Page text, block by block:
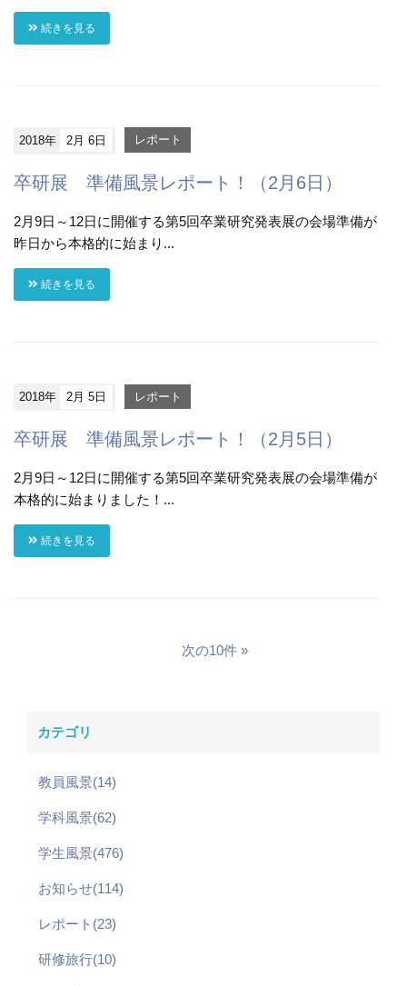
続きを見る
2018年 2月 6日 レポート
卒研展 準備風景レポート！（2月6日）
2月9日～12日に開催する第5回卒業研究発表展の会場準備が
昨日から本格的に始まり...
続きを見る
2018年 2月 5日 レポート
卒研展 準備風景レポート！（2月5日）
2月9日～12日に開催する第5回卒業研究発表展の会場準備が
本格的に始まりました！...
続きを見る
次の10件
カテゴリ
教員風景(14)
学科風景(62)
学生風景(476)
お知らせ(114)
レポート(23)
研修旅行(10)